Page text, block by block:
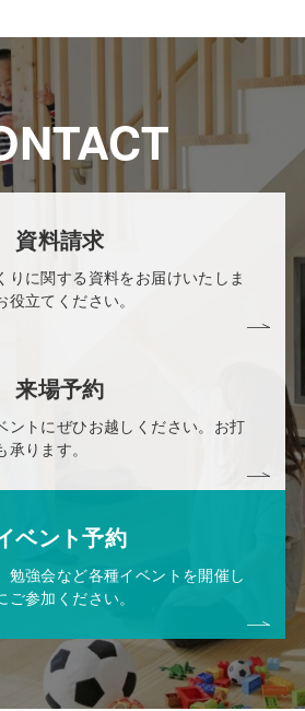
資料請求
りに関する資料をお届けいたしま
立てください。
来場予約
ントにぜひお越しください。お打
ります。
ベント予約
勉強会など各種イベントを開催し
参加ください。